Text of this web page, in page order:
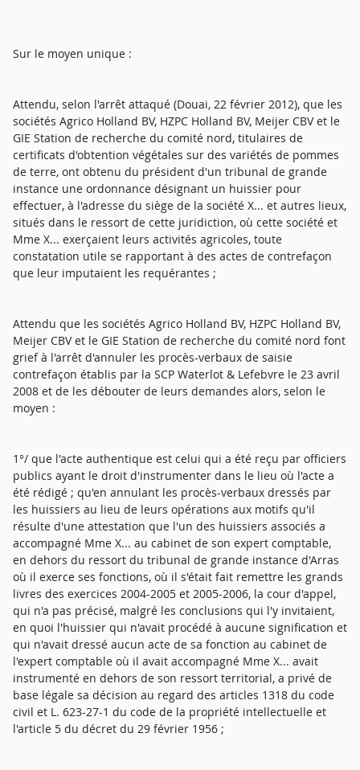
Sur le moyen unique :
Attendu, selon l'arrêt attaqué (Douai, 22 février 2012), que les
sociétés Agrico Holland BV, HZPC Holland BV, Meijer CBV et le
GIE Station de recherche du comité nord, titulaires de
certificats d'obtention végétales sur des variétés de pommes
de terre, ont obtenu du président d'un tribunal de grande
instance une ordonnance désignant un huissier pour
effectuer, à l'adresse du siège de la société X... et autres lieux,
situés dans le ressort de cette juridiction, où cette société et
Mme X... exerçaient leurs activités agricoles, toute
constatation utile se rapportant à des actes de contrefaçon
que leur imputaient les requérantes ;
Attendu que les sociétés Agrico Holland BV, HZPC Holland BV,
Meijer CBV et le GIE Station de recherche du comité nord font
grief à l'arrêt d'annuler les procès-verbaux de saisie
contrefaçon établis par la SCP Waterlot & Lefebvre le 23 avril
2008 et de les débouter de leurs demandes alors, selon le
moyen :
1°/ que l'acte authentique est celui qui a été reçu par officiers
publics ayant le droit d'instrumenter dans le lieu où l'acte a
été rédigé ; qu'en annulant les procès-verbaux dressés par
les huissiers au lieu de leurs opérations aux motifs qu'il
résulte d'une attestation que l'un des huissiers associés a
accompagné Mme X... au cabinet de son expert comptable,
en dehors du ressort du tribunal de grande instance d'Arras
où il exerce ses fonctions, où il s'était fait remettre les grands
livres des exercices 2004-2005 et 2005-2006, la cour d'appel,
qui n'a pas précisé, malgré les conclusions qui l'y invitaient,
en quoi l'huissier qui n'avait procédé à aucune signification et
qui n'avait dressé aucun acte de sa fonction au cabinet de
l'expert comptable où il avait accompagné Mme X... avait
instrumenté en dehors de son ressort territorial, a privé de
base légale sa décision au regard des articles 1318 du code
civil et L. 623-27-1 du code de la propriété intellectuelle et
l'article 5 du décret du 29 février 1956 ;